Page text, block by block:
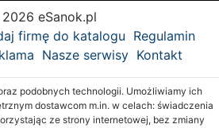
eSanok.pl
firmę do katalogu Regulamin
Nasze serwisy Kontakt
podobnych technologii. Umożliwiamy ich
dostawcom m.in. w celach: świadczenia
ze strony internetowej, bez zmiany